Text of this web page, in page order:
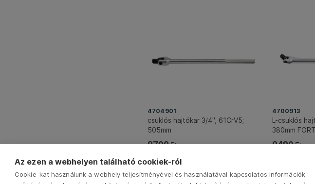
4704901
csuklós hajtókar 3/4", 61CrV5;
505mm
8790Ft
4700913
L-csuklós
380mm
8490Ft
Az ezen a webhelyen található cookiek-ról
Cookie-kat használunk a webhely teljesítményével és használatával kapcsolatos információk